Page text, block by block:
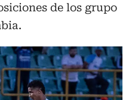
de los grupo